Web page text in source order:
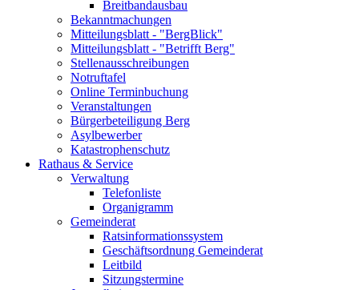
Breitbandausbau
Bekanntmachungen
Mitteilungsblatt - "BergBlick"
Mitteilungsblatt - "Betrifft Berg"
Stellenausschreibungen
Notruftafel
Online Terminbuchung
Veranstaltungen
Bürgerbeteiligung Berg
Asylbewerber
Katastrophenschutz
Rathaus & Service
Verwaltung
Telefonliste
Organigramm
Gemeinderat
Ratsinformationssystem
Geschäftsordnung Gemeinderat
Leitbild
Sitzungstermine